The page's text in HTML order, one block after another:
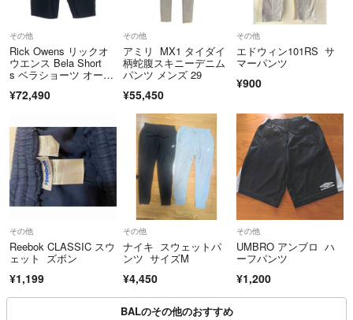
その他
Rick Owens リックオ
ウエンス Bela Short
s ベラショーツ オーバ
ツ ブラック DU01B736
¥72,490
その他
アミリ MX1 タイダイ
柄蛇腹スキニーデニム
パンツ メンズ 29
¥55,450
その他
エドウィン101RS サ
マーパンツ
¥900
その他
Reebok CLASSIC スウ
ェット ズボン
¥1,199
その他
ナイキ スウェットパ
ンツ サイズM
¥4,450
その他
UMBRO アンブロ ハ
ーフパンツ
¥1,200
BALのその他のおすすめ